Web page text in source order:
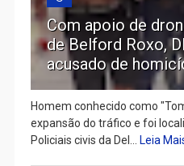
Com apoio de
de Belford Roxo,
acusado de
Homem conhecido como
expansão do tráfico e foi
Policiais civis da Del... Leia